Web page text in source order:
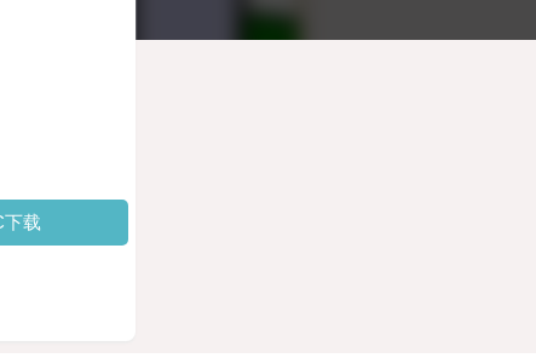
下载